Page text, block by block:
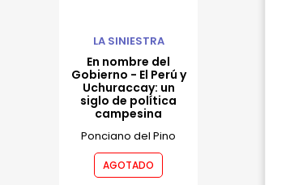
LA SINIESTRA
En nombre del
Gobierno - El Perú y
Uchuraccay: un
siglo de política
campesina
Ponciano del Pino
AGOTADO